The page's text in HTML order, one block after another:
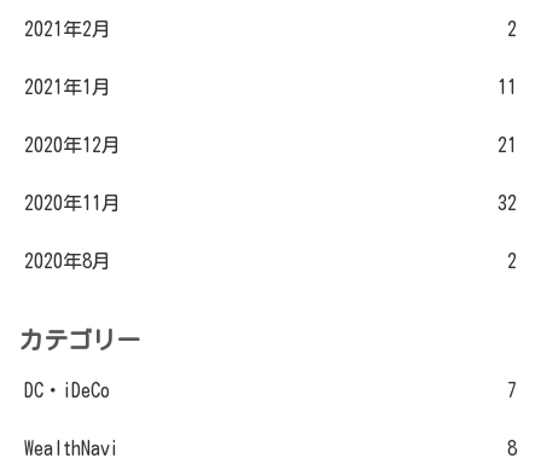
2021年2月 2
2021年1月 11
2020年12月 21
2020年11月 32
2020年8月 2
カテゴリー
DC・iDeCo 7
WealthNavi 8